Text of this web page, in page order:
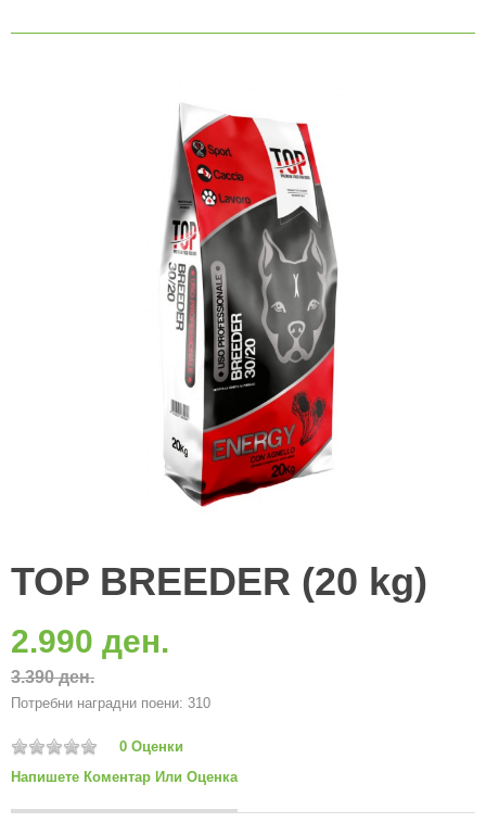
TOP BREEDER (20 kg)
2.990 ден.
3.390 ден.
Потребни наградни поени: 310
0 Оценки
Напишете Коментар Или Оценка